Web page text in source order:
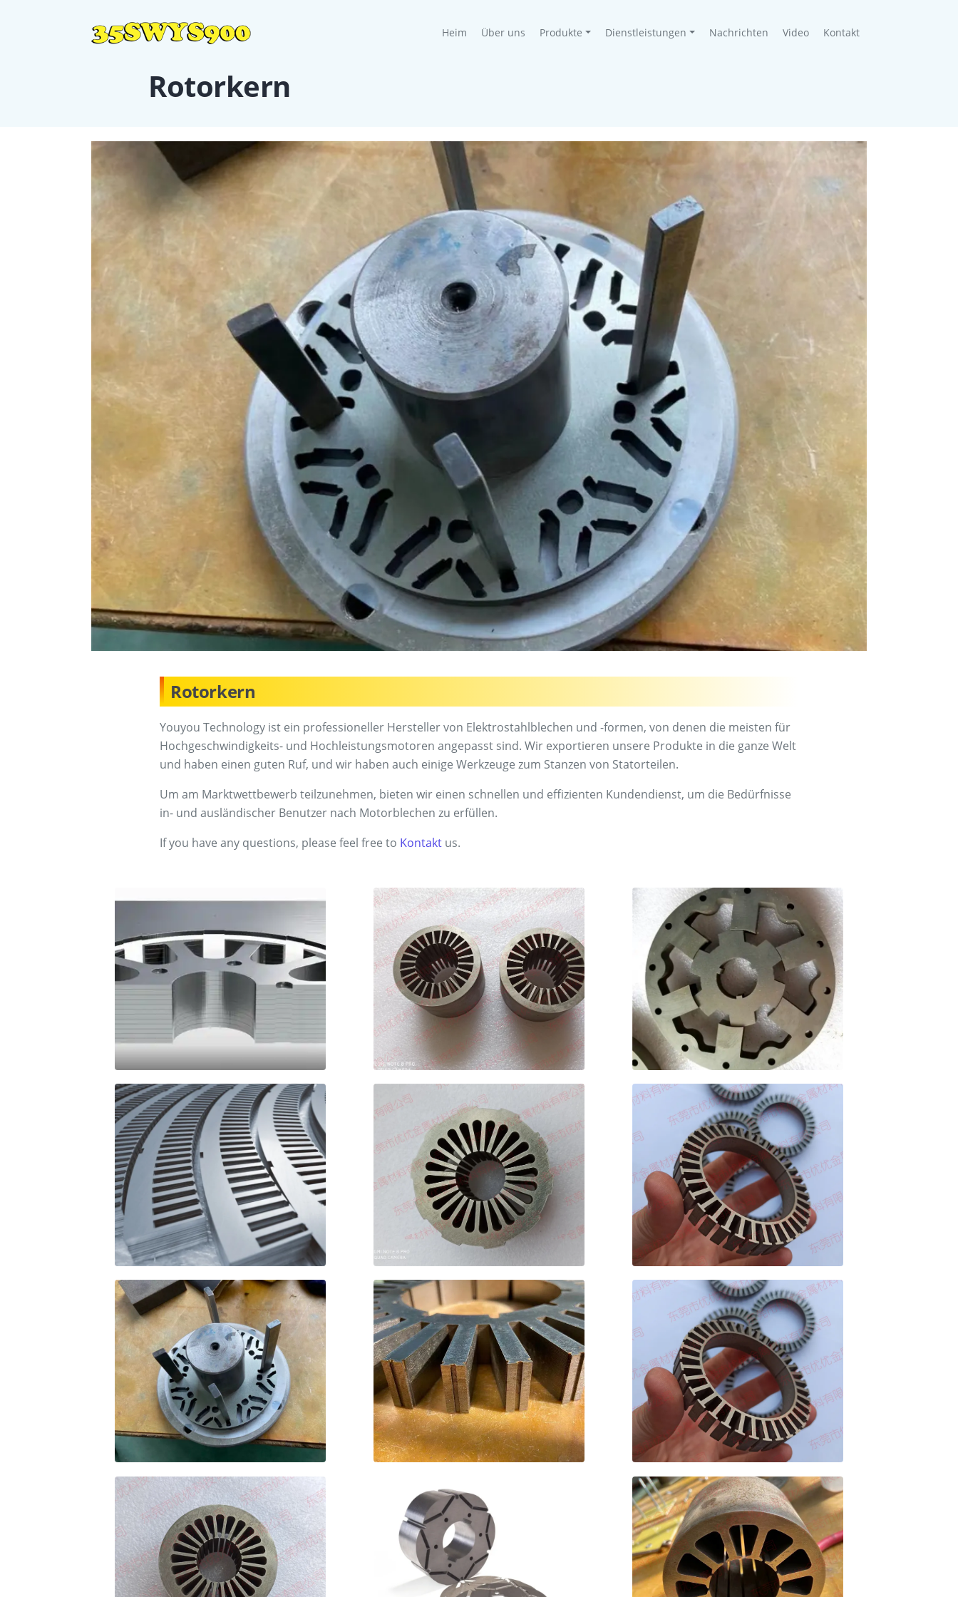
Heim (current)
Über uns Produkte Dienstleistungen Nachrichten Video Kontakt
Rotorkern
Rotorkern
Youyou Technology ist ein professioneller Hersteller von Elektrostahlblechen und -formen, von denen die meisten für
Hochgeschwindigkeits- und Hochleistungsmotoren angepasst sind. Wir exportieren unsere Produkte in die ganze Welt
und haben einen guten Ruf, und wir haben auch einige Werkzeuge zum Stanzen von Statorteilen.
Um am Marktwettbewerb teilzunehmen, bieten wir einen schnellen und effizienten Kundendienst, um die Bedürfnisse
in- und ausländischer Benutzer nach Motorblechen zu erfüllen.
If you have any questions, please feel free to Kontakt us.